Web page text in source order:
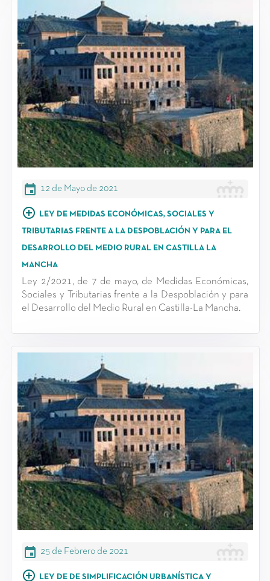
event 12 de Mayo de 2021
add_circle_outline LEY DE MEDIDAS ECONÓMICAS, SOCIALES Y
TRIBUTARIAS FRENTE A LA DESPOBLACIÓN Y PARA EL
DESARROLLO DEL MEDIO RURAL EN CASTILLA LA
MANCHA
Ley 2/2021, de 7 de mayo, de Medidas Económicas,
Sociales y Tributarias frente a la Despoblación y para
el Desarrollo del Medio Rural en Castilla-La Mancha.
event 25 de Febrero de 2021
add_circle_outline LEY DE DE SIMPLIFICACIÓN URBANÍSTICA Y